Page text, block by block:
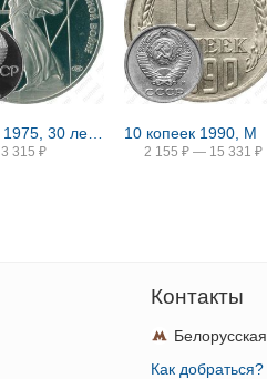
1 рубль 1975, 30 лет Победы, Редкие
3 315 ₽
10 копеек 1990, М
2 155 ₽ — 15 331 ₽
Контакты
Белорусская
Как добраться?